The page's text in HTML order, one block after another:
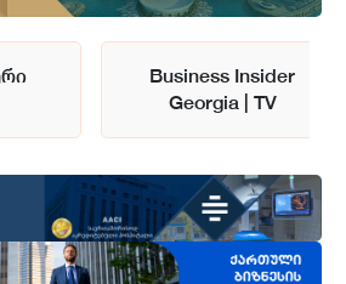
Business Insider
Georgia | TV